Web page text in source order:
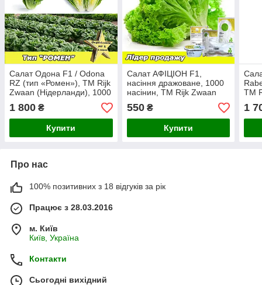
Салат Одона F1 / Odona
RZ (тип «Ромен»), ТМ Rijk
Zwaan (Нідерланди), 1000
насінин, (дражоване)
1 800 ₴
Купити
Салат АФІЦІОН F1,
насіння дражоване, 1000
насінин, ТМ Rijk Zwaan
(Нідерланди)
550₴
Купити
ТМ
1
Про нас
100% позитивних з 18 відгуків за рік
Працює з 28.03.2016
м. Київ
Київ, Україна
Контакти
Сьогодні вихідний